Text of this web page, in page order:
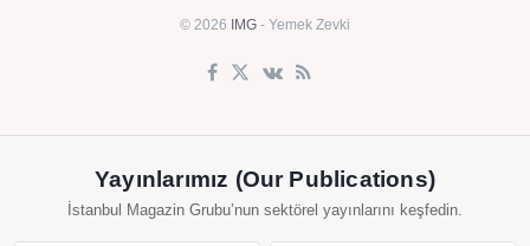
© 2026 IMG - Yemek Zevki
Yayınlarımız (Our Publications)
İstanbul Magazin Grubu’nun sektörel yayınlarını keşfedin.